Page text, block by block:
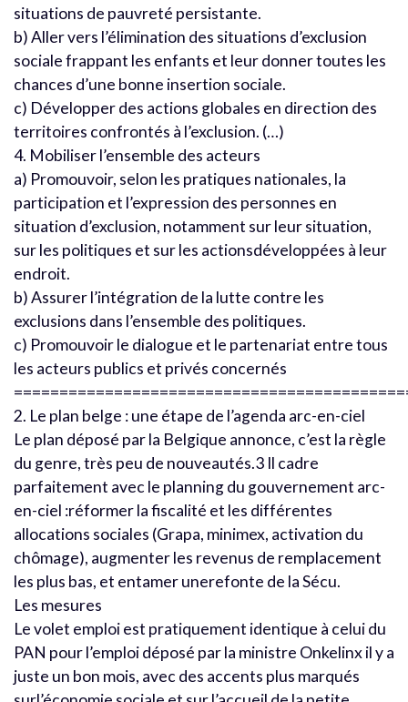
situations de pauvreté persistante.
b) Aller vers l’élimination des situations d’exclusion
sociale frappant les enfants et leur donner toutes les
chances d’une bonne insertion sociale.
c) Développer des actions globales en direction des
territoires confrontés à l’exclusion. (…)
4. Mobiliser l’ensemble des acteurs
a) Promouvoir, selon les pratiques nationales, la
participation et l’expression des personnes en
situation d’exclusion, notamment sur leur situation,
sur les politiques et sur les actionsdéveloppées à leur
endroit.
b) Assurer l’intégration de la lutte contre les
exclusions dans l’ensemble des politiques.
c) Promouvoir le dialogue et le partenariat entre tous
les acteurs publics et privés concernés
2. Le plan belge : une étape de l’agenda arc-en-ciel
Le plan déposé par la Belgique annonce, c’est la règle
du genre, très peu de nouveautés.3 Il cadre
parfaitement avec le planning du gouvernement arc-
en-ciel :réformer la fiscalité et les différentes
allocations sociales (Grapa, minimex, activation du
chômage), augmenter les revenus de remplacement
les plus bas, et entamer unerefonte de la Sécu.
Les mesures
Le volet emploi est pratiquement identique à celui du
PAN pour l’emploi déposé par la ministre Onkelinx il y a
juste un bon mois, avec des accents plus marqués